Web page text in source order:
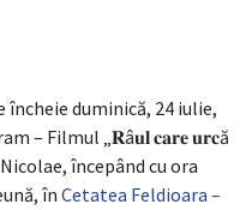
încheie duminică, 24 iulie,
– Filmul „𝐑â𝐮𝐥 𝐜𝐚𝐫𝐞 𝐮𝐫𝐜ă
începând cu ora
în Cetatea Feldioara –